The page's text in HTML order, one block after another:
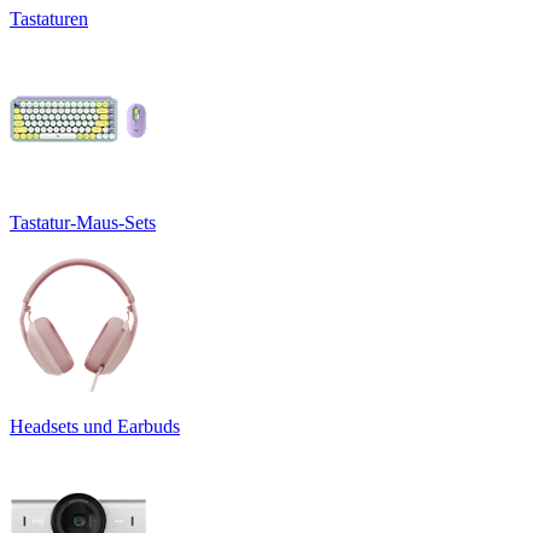
Tastaturen
Tastatur-Maus-Sets
Headsets und Earbuds